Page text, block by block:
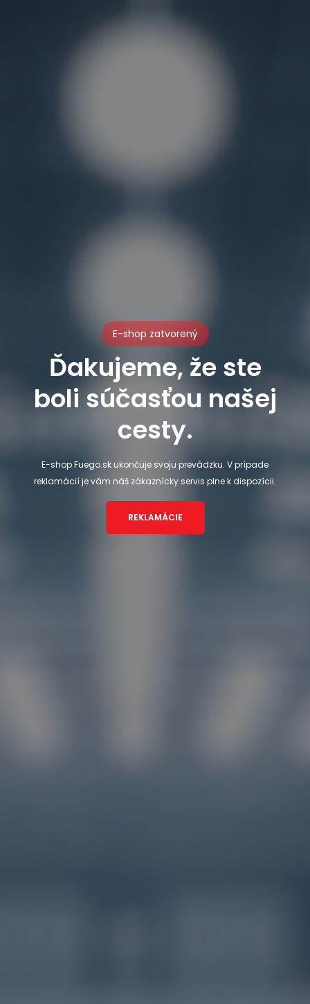
E-shop zatvorený
Ďakujeme, že ste
boli súčasťou našej
cesty.
E-shop Fuego.sk ukončuje svoju prevádzku. V prípade
reklamácií je vám náš zákaznícky servis plne k dispozícii.
REKLAMÁCIE